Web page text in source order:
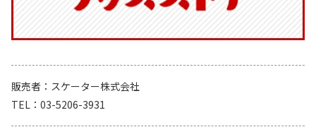
販売者
スケーター株式会社
TEL
03-5206-3931